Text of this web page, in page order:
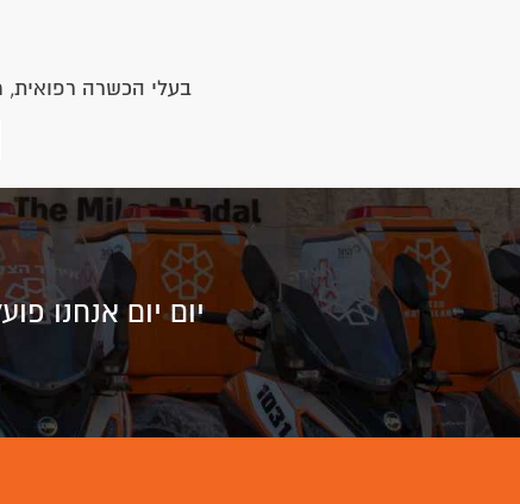
חבר הנאמנים בישראל
פריסת פעילות
צוות הארגון
איחוד הצלה בעולם
דרושים
הצהרת נגישות
מדיניות פרטיות – אתר 'איחוד
הצלה'
תקנון אתר ותנאים משפטיים
פרויקטים
ציוד החייאה לתינוקות
עיגול לטובה
בתי חולים – חובשי מלר"ד
משפחה בטוחה
כל שניה קובעת – ציוד
החייאה מתקדם
ערכת חירום למלחמה
פדיון כפרות
ציוד החייאה לתינוקות